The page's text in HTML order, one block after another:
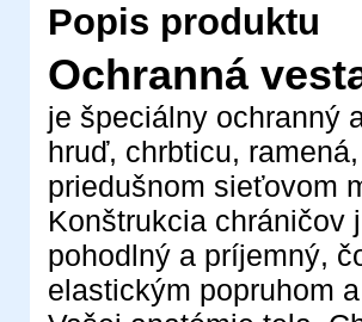
Popis produktu
Ochranná
je špeciálny ochranný
hruď, chrbticu,
priedušnom sieťovom
Konštrukcia chráničov
pohodlný a príjemný,
elastickým popruhom